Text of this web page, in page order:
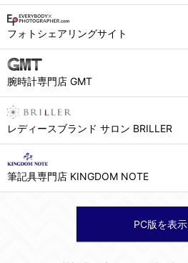
フォトシェアリングサイト
腕時計専門店 GMT
レディースブランド サロン BRILLER
筆記具専門店 KINGDOM NOTE
PC版を表示